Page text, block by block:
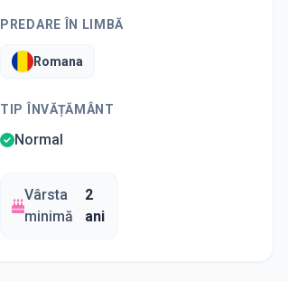
PREDARE ÎN LIMBĂ
Romana
TIP ÎNVĂȚĂMÂNT
Normal
Vârsta
minimă
2
ani